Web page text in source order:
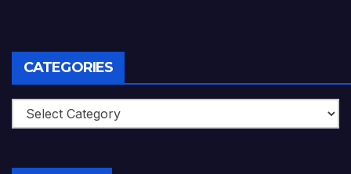
CATEGORIES
Categories